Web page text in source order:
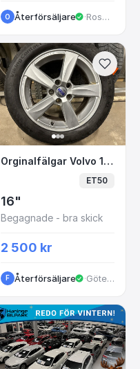
O Återförsäljare · Rosendalagatan
Orginalfälgar Volvo
Orginalfälgar Volvo 16” ET50
ET50
16"
Begagnade - bra skick
2 500 kr
F Återförsäljare · Göteborg